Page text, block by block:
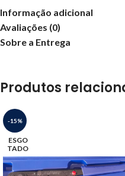
Informação adicional
Avaliações (0)
Sobre a Entrega
Produtos
-15%
ESGO
TADO